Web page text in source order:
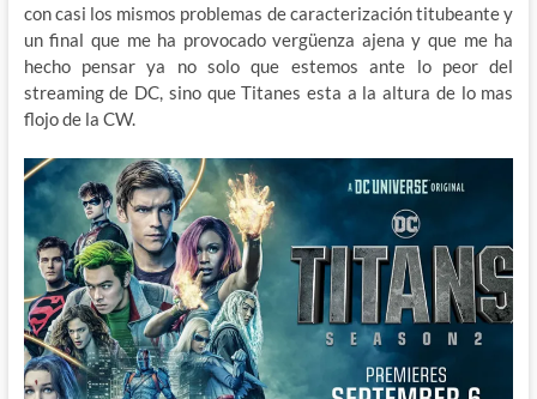
con casi los mismos problemas de caracterización titubeante y
un final que me ha provocado vergüenza ajena y que me ha
hecho pensar ya no solo que estemos ante lo peor del
streaming de DC, sino que Titanes esta a la altura de lo mas
flojo de la CW.